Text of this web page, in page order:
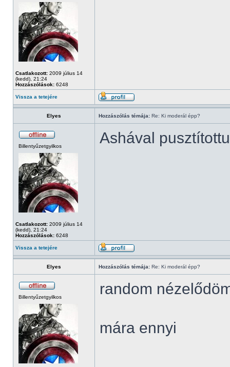
Csatlakozott: 2009 július 14
(kedd), 21:24
Hozzászólások: 6248
Vissza a tetejére
Elyes Hozzászólás témája: Re: Ki moderál épp?
Billentyűzetgyilkos
Csatlakozott: 2009 július 14
(kedd), 21:24
Hozzászólások: 6248
Ashával
Vissza a tetejére
Elyes Hozzászólás témája: Re: Ki moderál épp?
Billentyűzetgyilkos random
mára ennyi